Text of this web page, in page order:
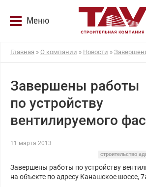
Меню
Главная » О компании » Новости » Завершены работы
Завершены работы
по устройству
вентилируемого
11 марта 2013
строительство
Завершены работы по устройству
на объекте по адресу Канашское шоссе,